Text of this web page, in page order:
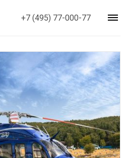
+7 (495) 77-000-77